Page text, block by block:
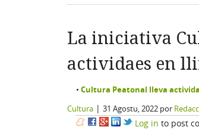
La iniciativa
actividaes en
Cultura Peatonal lleva
Cultura | 31 Agostu, 2022 por
Log in to post